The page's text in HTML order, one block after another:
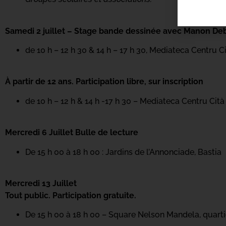
Samedi 2 juillet – Stage bande dessinée avec Manon
de 10 h – 12 h 30 & 14 h – 17 h 30, Mediateca Centru
À partir de 12 ans. Participation libre, sur inscription
de 10 h – 12 h & 14 h -17 h 30 – Mediateca Centru Cità
Mercredi 6 Juillet Bulle de lecture
De 15 h 00 à 18 h 00 : Jardins de l’Annonciade, Bastia
Mercredi 13 Juillet
Tout public. Participation gratuite.
De 15 h 00 à 18 h 00 – Square Nelson Mandela,